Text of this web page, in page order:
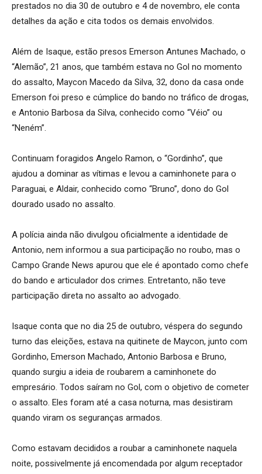
prestados no dia 30 de outubro e 4 de novembro, ele conta
detalhes da ação e cita todos os demais envolvidos.
Além de Isaque, estão presos Emerson Antunes Machado, o
“Alemão”, 21 anos, que também estava no Gol no momento
do assalto, Maycon Macedo da Silva, 32, dono da casa onde
Emerson foi preso e cúmplice do bando no tráfico de drogas,
e Antonio Barbosa da Silva, conhecido como “Véio” ou
“Neném”.
Continuam foragidos Angelo Ramon, o “Gordinho”, que
ajudou a dominar as vítimas e levou a caminhonete para o
Paraguai, e Aldair, conhecido como “Bruno”, dono do Gol
dourado usado no assalto.
A polícia ainda não divulgou oficialmente a identidade de
Antonio, nem informou a sua participação no roubo, mas o
Campo Grande News apurou que ele é apontado como chefe
do bando e articulador dos crimes. Entretanto, não teve
participação direta no assalto ao advogado.
Isaque conta que no dia 25 de outubro, véspera do segundo
turno das eleições, estava na quitinete de Maycon, junto com
Gordinho, Emerson Machado, Antonio Barbosa e Bruno,
quando surgiu a ideia de roubarem a caminhonete do
empresário. Todos saíram no Gol, com o objetivo de cometer
o assalto. Eles foram até a casa noturna, mas desistiram
quando viram os seguranças armados.
Como estavam decididos a roubar a caminhonete naquela
noite, possivelmente já encomendada por algum receptador